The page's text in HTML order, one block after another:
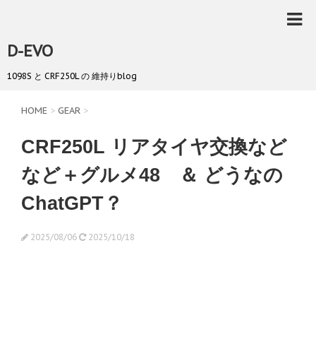
D-EVO
1098S と CRF250L の 維持りblog
HOME > GEAR >
CRF250L リアタイヤ交換など
など＋グルメ48 ＆ どうなの
ChatGPT？
2025/08/06 2025/10/18